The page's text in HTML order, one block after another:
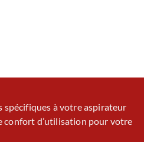
à votre aspirateur
confort d’utilisation pour votre